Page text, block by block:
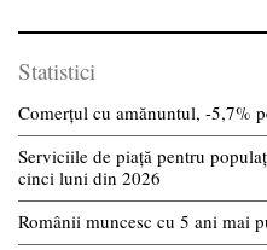
Statistici
Comerțul cu amănuntul, -5,7%
Serviciile de piață pentru
cinci luni din 2026
Românii muncesc cu 5 ani mai